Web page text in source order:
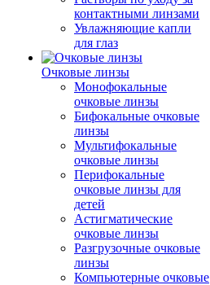
контактными линзами
Увлажняющие капли
для глаз
Очковые линзы
Монофокальные
очковые линзы
Бифокальные очковые
линзы
Мультифокальные
очковые линзы
Перифокальные
очковые линзы для
детей
Астигматические
очковые линзы
Разгрузочные очковые
линзы
Компьютерные очковые